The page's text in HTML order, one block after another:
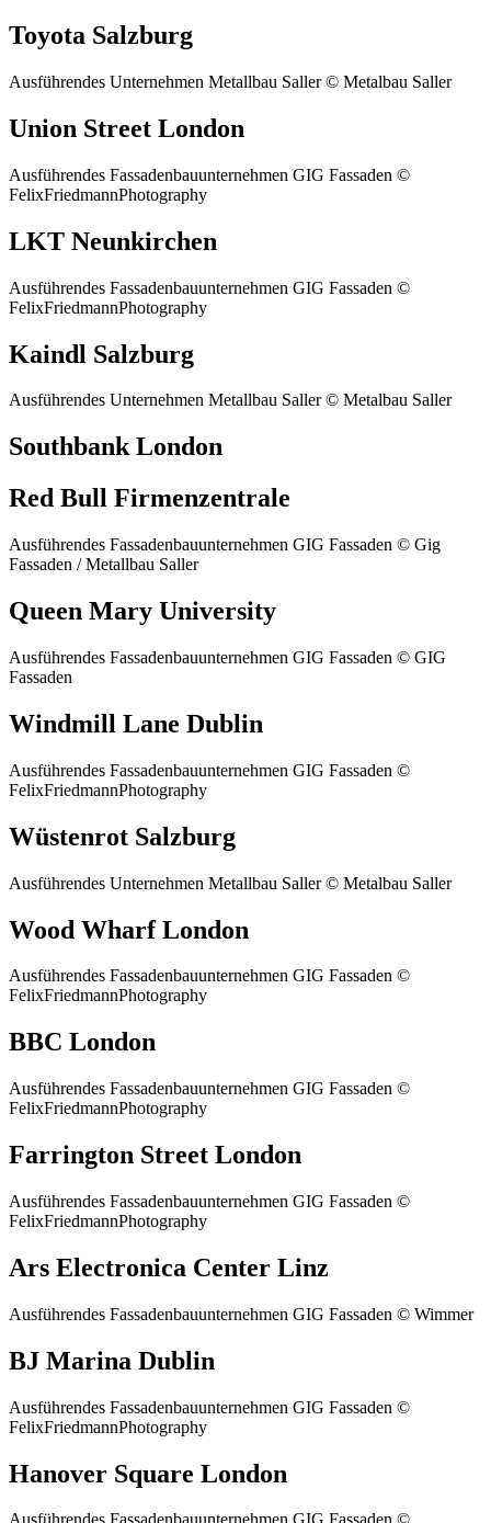
Toyota Salzburg
Ausführendes Unternehmen Metallbau Saller © Metalbau Saller
Union Street London
Ausführendes Fassadenbauunternehmen GIG Fassaden ©
FelixFriedmannPhotography
LKT Neunkirchen
Ausführendes Fassadenbauunternehmen GIG Fassaden ©
FelixFriedmannPhotography
Kaindl Salzburg
Ausführendes Unternehmen Metallbau Saller © Metalbau Saller
Southbank London
Red Bull Firmenzentrale
Ausführendes Fassadenbauunternehmen GIG Fassaden © Gig
Fassaden / Metallbau Saller
Queen Mary University
Ausführendes Fassadenbauunternehmen GIG Fassaden © GIG
Fassaden
Windmill Lane Dublin
Ausführendes Fassadenbauunternehmen GIG Fassaden ©
FelixFriedmannPhotography
Wüstenrot Salzburg
Ausführendes Unternehmen Metallbau Saller © Metalbau Saller
Wood Wharf London
Ausführendes Fassadenbauunternehmen GIG Fassaden ©
FelixFriedmannPhotography
BBC London
Ausführendes Fassadenbauunternehmen GIG Fassaden ©
FelixFriedmannPhotography
Farrington Street London
Ausführendes Fassadenbauunternehmen GIG Fassaden ©
FelixFriedmannPhotography
Ars Electronica Center Linz
Ausführendes Fassadenbauunternehmen GIG Fassaden © Wimmer
BJ Marina Dublin
Ausführendes Fassadenbauunternehmen GIG Fassaden ©
FelixFriedmannPhotography
Hanover Square London